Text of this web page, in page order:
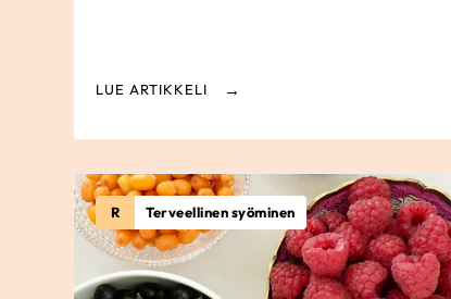
LUE ARTIKKELI
R Terveellinen syöminen